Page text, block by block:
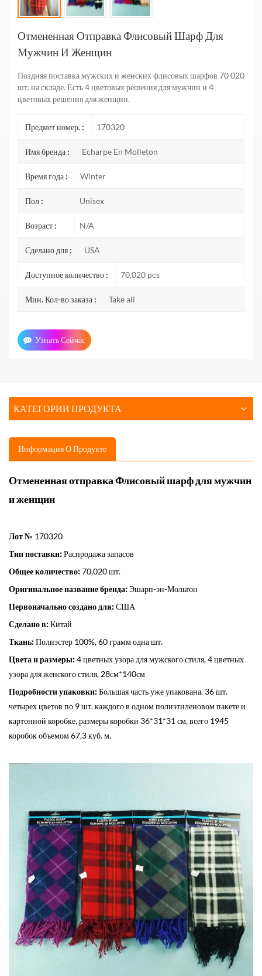
Отмененная Отправка Флисовый Шарф Для
Мужчин И Женщин
Поздняя поставка мужских и женских флисовых шарфов 70 020
шт. на складе. Есть 4 цветовых решения для мужчин и 4
цветовых решения для женщин.
Предмет номер. : 170320
Имя бренда : Echarpe En Molleton
Время года : Winter
Пол : Unisex
Возраст : N/A
Сделано для : USA
Доступное количество : 70,020 pcs
Мин. Кол-во заказа : Take all
Узнать Сейчас
КАТЕГОРИИ ПРОДУКТА
Информация О Продукте
Отмененная отправка Флисовый шарф для мужчин
и женщин
Лот № 170320
Тип поставки:Распродажа запасов
Общее количество:70,020 шт.
Оригинальное название бренда:Эшарп-эн-Мольтон
Первоначально создано для:США
Сделано в:Китай
Ткань:Полиэстер 100%, 60 грамм одна шт.
Цвета и размеры:4 цветных узора для мужского стиля, 4 цветных
узора для женского стиля, 28см*140см
Подробности упаковки:Большая часть уже упакована. 36 шт.
четырех цветов по 9 шт. каждого в одном полиэтиленовом пакете и
картонной коробке, размеры коробки 36*31*31 см, всего 1945
коробок объемом 67,3 куб. м.